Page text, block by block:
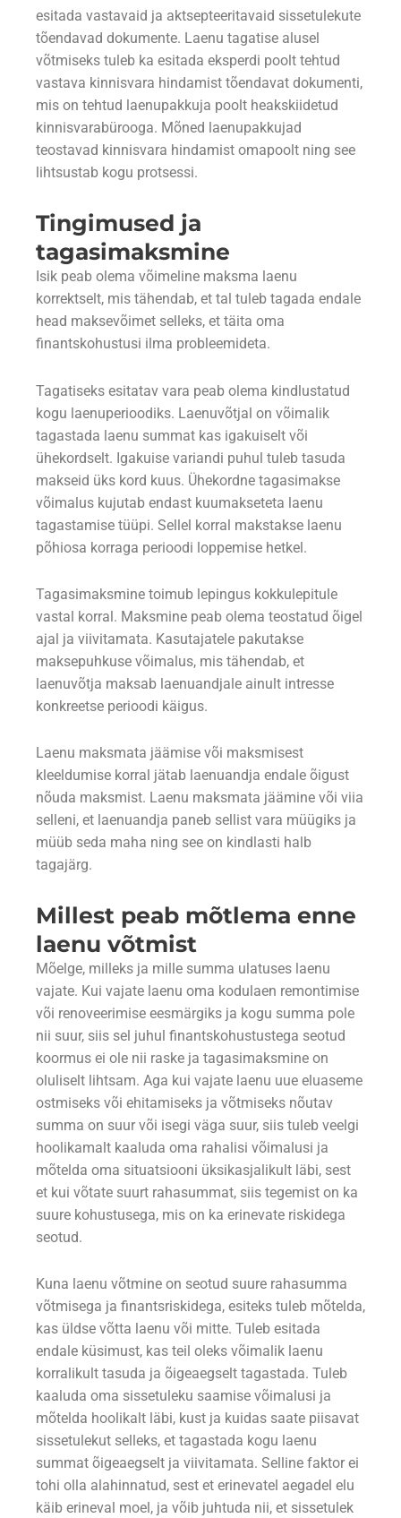
esitada vastavaid ja aktsepteeritavaid sissetulekute
tõendavad dokumente. Laenu tagatise alusel
võtmiseks tuleb ka esitada eksperdi poolt tehtud
vastava kinnisvara hindamist tõendavat dokumenti,
mis on tehtud laenupakkuja poolt heakskiidetud
kinnisvarabürooga. Mõned laenupakkujad
teostavad kinnisvara hindamist omapoolt ning see
lihtsustab kogu protsessi.
Tingimused ja
tagasimaksmine
Isik peab olema võimeline maksma laenu
korrektselt, mis tähendab, et tal tuleb tagada endale
head maksevõimet selleks, et täita oma
finantskohustusi ilma probleemideta.
Tagatiseks esitatav vara peab olema kindlustatud
kogu laenuperioodiks. Laenuvõtjal on võimalik
tagastada laenu summat kas igakuiselt või
ühekordselt. Igakuise variandi puhul tuleb tasuda
makseid üks kord kuus. Ühekordne tagasimakse
võimalus kujutab endast kuumakseteta laenu
tagastamise tüüpi. Sellel korral makstakse laenu
põhiosa korraga perioodi loppemise hetkel.
Tagasimaksmine toimub lepingus kokkulepitule
vastal korral. Maksmine peab olema teostatud õigel
ajal ja viivitamata. Kasutajatele pakutakse
maksepuhkuse võimalus, mis tähendab, et
laenuvõtja maksab laenuandjale ainult intresse
konkreetse perioodi käigus.
Laenu maksmata jäämise või maksmisest
kleeldumise korral jätab laenuandja endale õigust
nõuda maksmist. Laenu maksmata jäämine või viia
selleni, et laenuandja paneb sellist vara müügiks ja
müüb seda maha ning see on kindlasti halb
tagajärg.
Millest peab mõtlema enne
laenu võtmist
Mõelge, milleks ja mille summa ulatuses laenu
vajate. Kui vajate laenu oma kodulaen remontimise
või renoveerimise eesmärgiks ja kogu summa pole
nii suur, siis sel juhul finantskohustustega seotud
koormus ei ole nii raske ja tagasimaksmine on
oluliselt lihtsam. Aga kui vajate laenu uue eluaseme
ostmiseks või ehitamiseks ja võtmiseks nõutav
summa on suur või isegi väga suur, siis tuleb veelgi
hoolikamalt kaaluda oma rahalisi võimalusi ja
mõtelda oma situatsiooni üksikasjalikult läbi, sest
et kui võtate suurt rahasummat, siis tegemist on ka
suure kohustusega, mis on ka erinevate riskidega
seotud.
Kuna laenu võtmine on seotud suure rahasumma
võtmisega ja finantsriskidega, esiteks tuleb mõtelda,
kas üldse võtta laenu või mitte. Tuleb esitada
endale küsimust, kas teil oleks võimalik laenu
korralikult tasuda ja õigeaegselt tagastada. Tuleb
kaaluda oma sissetuleku saamise võimalusi ja
mõtelda hoolikalt läbi, kust ja kuidas saate piisavat
sissetulekut selleks, et tagastada kogu laenu
summat õigeaegselt ja viivitamata. Selline faktor ei
tohi olla alahinnatud, sest et erinevatel aegadel elu
käib erineval moel, ja võib juhtuda nii, et sissetulek